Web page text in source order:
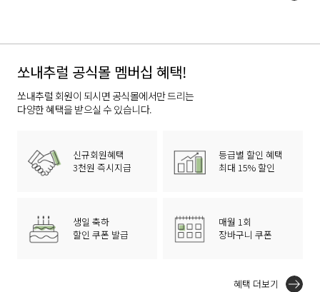
쏘내추럴 공식몰 멤버십 혜택!
쏘내추럴 회원이 되시면 공식몰에서만 드리는
다양한 혜택을 받으실 수 있습니다.
신규회원혜택
3천원 즉시지급
등급별 할인 혜택
최대 15% 할인
생일 축하
할인 쿠폰 발급
매월 1회
장바구니 쿠폰
혜택 더보기